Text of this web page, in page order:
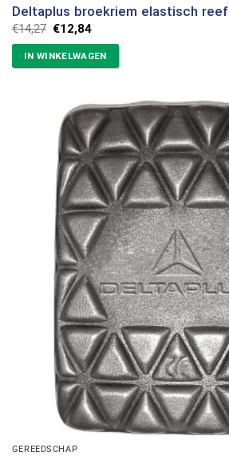
Deltaplus broekriem elastisch reef
€14,27 Oorspronkelijke
prijs
was:
€14,27.
€12,84Huidige
is:
€12,84.
IN WINKELWAGEN
GEREEDSCHAP